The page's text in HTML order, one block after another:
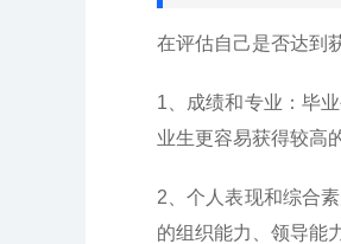
在评估自己是否达到
1、成绩和专业：毕
业生更容易获得较高
2、个人表现和综合
的组织能力、领导能